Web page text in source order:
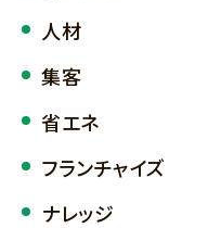
人材
集客
省エネ
フランチャイズ
ナレッジ